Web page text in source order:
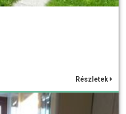
Részletek